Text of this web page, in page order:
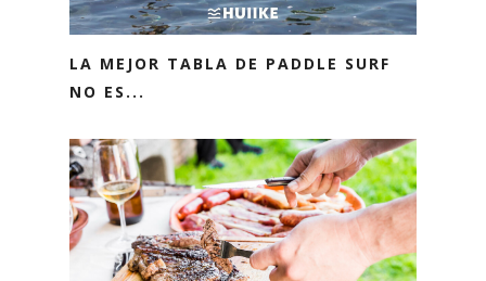
LA MEJOR TABLA DE PADDLE SURF
NO ES...